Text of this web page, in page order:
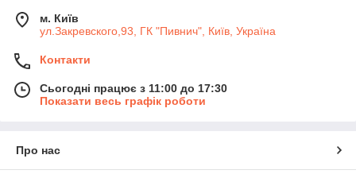
м. Київ
ул.Закревского,93, ГК "Пивнич", Київ, Україна
Контакти
Сьогодні працює з 11:00 до 17:30
Показати весь графік роботи
Про нас